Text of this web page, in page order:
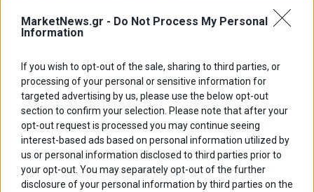
MarketNews.gr - Do Not Process My Personal
Information
If you wish to opt-out of the sale, sharing to third parties, or
processing of your personal or sensitive information for
targeted advertising by us, please use the below opt-out
section to confirm your selection. Please note that after your
opt-out request is processed you may continue seeing
interest-based ads based on personal information utilized by
us or personal information disclosed to third parties prior to
your opt-out. You may separately opt-out of the further
disclosure of your personal information by third parties on the
Νικόλαος Φουρτζής
Θανάσης Κρητικός
Στις 11/12 το πρώτο ευρωπαϊκό ντέρμπι «αιωνίων»
ΕΤΙΚΕΤΕΣ